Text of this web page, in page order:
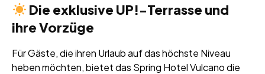
Die exklusive UP!-Terrasse und
ihre Vorzüge
Für Gäste, die ihren Urlaub auf das höchste Niveau
heben möchten, bietet das Spring Hotel Vulcano die